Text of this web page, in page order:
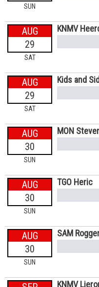
SUN
AUG
29
SAT
KNMV
AUG
29
SAT
Kids and
AUG
30
SUN
MON
AUG
30
SUN
TGO Heric
AUG
30
SUN
SAM
KNMV